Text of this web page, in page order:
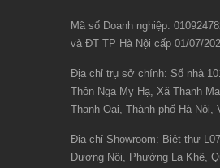
Mã số Doanh nghiệp:
và ĐT TP Hà Nội cấp 01/07/
Địa chỉ trụ sở chính: Số nhà
Thôn Nga My Hạ, Xã Thanh
Thanh Oai, Thành phố Hà Nội,
Địa chỉ Showroom: Biệt thự
Dương Nội, Phường La Khê,